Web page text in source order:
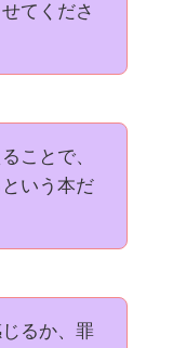
GET
情報発信
いて情報発信
てくださ
ことで、
いう本だ
るか、罪